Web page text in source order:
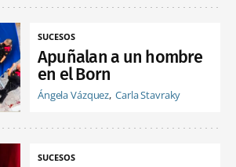
SUCESOS
Apuñalan a un hombre
en el Born
Ángela Vázquez Carla Stavraky
SUCESOS